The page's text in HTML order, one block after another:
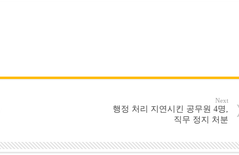
Next
행정 처리 지연시킨 공무원 4명,
직무 정지 처분